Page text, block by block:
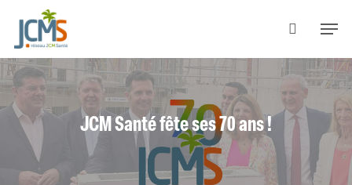
main
content
search
JCM Santé fête ses 70 ans !